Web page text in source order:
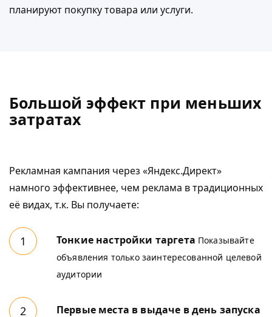
планируют покупку товара или услуги.
Большой эффект при меньших
затратах
Рекламная кампания через «Яндекс.Директ»
намного эффективнее, чем реклама в традиционных
её видах, т.к. Вы получаете:
Тонкие настройки таргета Показывайте
объявления только заинтересованной целевой
аудитории
Первые места в выдаче в день запуска